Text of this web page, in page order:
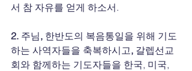
서 참 자유를 얻게 하소서.
2. 주님, 한반도의 복음통일을 위해 기도
하는 사역자들을 축복하시고, 갈렙선교
회와 함께하는 기도자들을 한국, 미국,